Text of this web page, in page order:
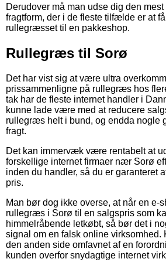
Derudover må man udse dig den
fragtform, der i de fleste tilfælde er at
rullegræsset til en pakkeshop.
Rullegræs til Sorø
Det har vist sig at være ultra
prissammenligne på rullegræs hos
tak har de fleste internet handler i
kunne lade være med at reducere
rullegræs helt i bund, og endda nogle
fragt.
Det kan immervæk være rentabelt at
forskellige internet firmaer nær Sorø
inden du handler, så du er garanteret
pris.
Man bør dog ikke overse, at når en e-
rullegræs i Sorø til en salgspris som
himmelråbende letkøbt, så bør det i
signal om en falsk online virksomhed.
den anden side omfavnet af en
kunden overfor snydagtige internet